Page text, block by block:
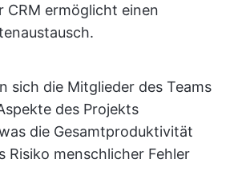
CRM ermöglicht einen
sich die Mitglieder des Teams
des Projekts
die Gesamtproduktivität
Risiko menschlicher Fehler